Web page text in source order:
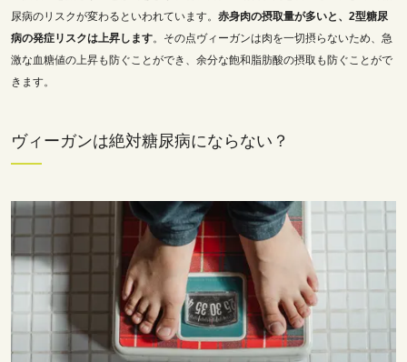
尿病のリスクが変わるといわれています。 赤身肉の摂取量が多いと、2型糖尿
病の発症リスクは上昇します。その点ヴィーガンは肉を一切摂らないため、急
激な血糖値の上昇も防ぐことができ、余分な飽和脂肪酸の摂取も防ぐことがで
きます。
ヴィーガンは絶対糖尿病にならない？